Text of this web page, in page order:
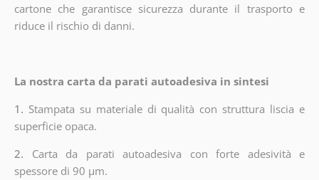
cartone che garantisce sicurezza durante il trasporto e
riduce il rischio di danni.
La nostra carta da parati autoadesiva in sintesi
1. Stampata su materiale di qualità con struttura liscia e
superficie opaca.
2. Carta da parati autoadesiva con forte adesività e
spessore di 90 µm.